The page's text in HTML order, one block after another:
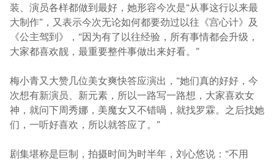
装、演员各样都做到最好，她形容今次是“从事这行以来最
大制作”，又表示今次无论如何都要劲过以往《宫心计》及
《公主驾到》，“因为有了以往经验，所有事情都会升级，
大家都喜欢靓，最重要整件事做出来好看。”
梅小青又大赞几位美女爽快答应演出，“她们真的好好，今
次想有新演员、新元素，所以一路写一路想，大家喜欢女
神，就问下周秀娜，美魔女又不错喎，就找罗霖。之后找她
们，一听好喜欢，所以就答应了。”
剧集堪称是巨制，拍摄时间为时半年，刘心悠说：“不用